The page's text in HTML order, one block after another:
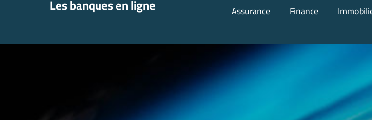
Les banques en ligne Assurance Finance